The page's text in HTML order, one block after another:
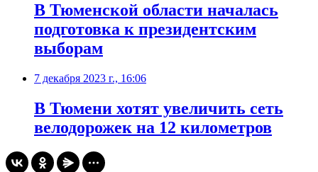
В Тюменской области началась
подготовка к президентским
выборам
7 декабря 2023 г., 16:06
В Тюмени хотят увеличить сеть
велодорожек на 12 километров